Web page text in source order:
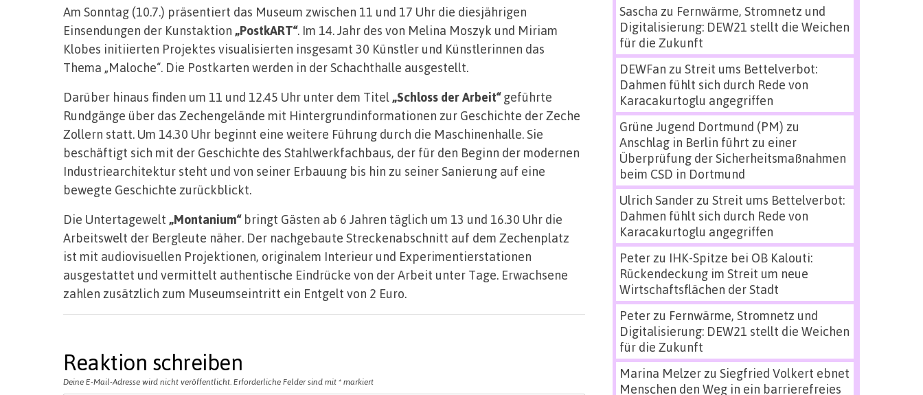
Am Sonntag (10.7.) präsentiert das Museum zwischen 11 und 17 Uhr die diesjährigen
Einsendungen der Kunstaktion „PostkART“. Im 14. Jahr des von Melina Moszyk und Miriam
Klobes initiierten Projektes visualisierten insgesamt 30 Künstler und Künstlerinnen das
Thema „Maloche“. Die Postkarten werden in der Schachthalle ausgestellt.
Darüber hinaus finden um 11 und 12.45 Uhr unter dem Titel „Schloss der Arbeit“geführte
Rundgänge über das Zechengelände mit Hintergrundinformationen zur Geschichte der Zeche
Zollern statt. Um 14.30 Uhr beginnt eine weitere Führung durch die Maschinenhalle. Sie
beschäftigt sich mit der Geschichte des Stahlwerkfachbaus, der für den Beginn der modernen
Industriearchitektur steht und von seiner Erbauung bis hin zu seiner Sanierung auf eine
bewegte Geschichte zurückblickt.
Die Untertagewelt „Montanium“bringt Gästen ab 6 Jahren täglich um 13 und 16.30 Uhr die
Arbeitswelt der Bergleute näher. Der nachgebaute Streckenabschnitt auf dem Zechenplatz
ist mit audiovisuellen Projektionen, originalem Interieur und Experimentierstationen
ausgestattet und vermittelt authentische Eindrücke von der Arbeit unter Tage. Erwachsene
zahlen zusätzlich zum Museumseintritt ein Entgelt von 2 Euro.
Reaktion schreiben
Deine E-Mail-Adresse wird nicht veröffentlicht. Erforderliche Felder sind mit * markiert
Sascha zu Fernwärme, Stromnetz und
Digitalisierung: DEW21 stellt die Weichen
für die Zukunft
DEWFan zu Streit ums Bettelverbot:
Dahmen fühlt sich durch Rede von
Karacakurtoglu angegriffen
Grüne Jugend Dortmund (PM) zu
Anschlag in Berlin führt zu einer
Überprüfung der Sicherheitsmaßnahmen
beim CSD in Dortmund
Ulrich Sanderzu Streit ums Bettelverbot:
Dahmen fühlt sich durch Rede von
Karacakurtoglu angegriffen
Peterzu IHK-Spitze bei OB Kalouti:
Rückendeckung im Streit um neue
Wirtschaftsflächen der Stadt
Peterzu Fernwärme, Stromnetz und
Digitalisierung: DEW21 stellt die Weichen
für die Zukunft
Marina Melzerzu Siegfried Volkert ebnet
Menschen den Weg in ein barrierefreies